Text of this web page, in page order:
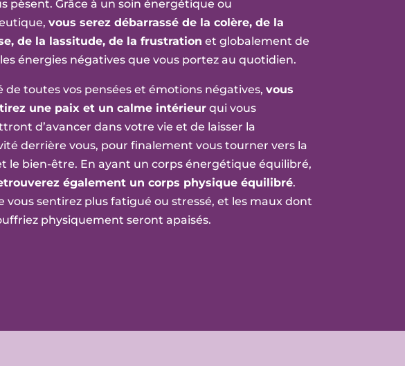
pèsent. Grâce à un soin énergétique ou
vous serez débarrassé de la colère, de la
de la lassitude, de la frustration et globalement de
énergies négatives que vous portez au quotidien.
de toutes vos pensées et émotions négatives, vous
une paix et un calme intérieurqui vous
d’avancer dans votre vie et de laisser la
derrière vous, pour finalement vous tourner vers la
le bien-être. En ayant un corps énergétique équilibré,
également un corps physique équilibré.
vous sentirez plus fatigué ou stressé, et les maux dont
physiquement seront apaisés.